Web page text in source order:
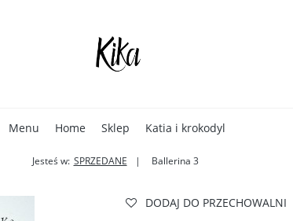
Menu Home Sklep Katia i krokodyl
Jesteś w: SPRZEDANE Ballerina 3
DODAJ DO PRZECHOWALNI